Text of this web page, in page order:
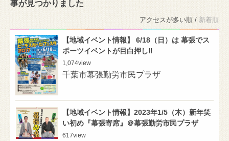
事が見つかりました
アクセスが多い順 / 新着順
【地域イベント情報】 6/18（日）は 幕張でス
ポーツイベントが目白押し‼︎
1,074view
千葉市幕張勤労市民プラザ
【地域イベント情報】2023年1/5（木）新年笑
い初め『幕張寄席』＠幕張勤労市民プラザ
617view